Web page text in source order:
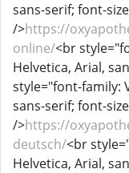
sans-serif; font-
/>https://
online/<br
Helvetica, Arial,
style="font-family:
sans-serif; font-
/>https://
deutsch/<br
Helvetica, Arial,